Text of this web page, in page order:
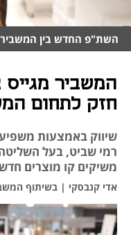
השת"פ החדש בין המשביר
המשביר מגייס
חזק לתחום
שיווק באמצעות
רמי שביט, בעל
משיקים קו מוצרים חדש
אדי קנבסקי | בשיתוף